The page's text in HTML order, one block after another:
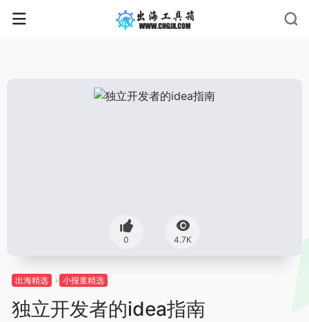
0 4.7K
出海精选 小报童精选
独立开发者的idea指南